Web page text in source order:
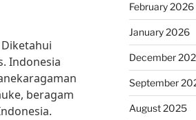
Indonesia
beragam
February 2026
January 2026
December
September
August 2025